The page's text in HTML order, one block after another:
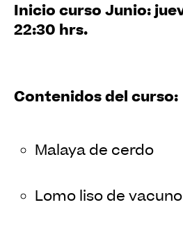
Inicio curso Junio: jueves 11 de 18:30 a
22:30 hrs.
Contenidos del curso:
Malaya de cerdo
Lomo liso de vacuno